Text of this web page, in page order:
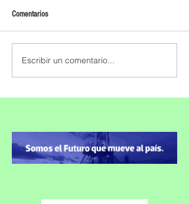
Comentarios
Escribir un comentario...